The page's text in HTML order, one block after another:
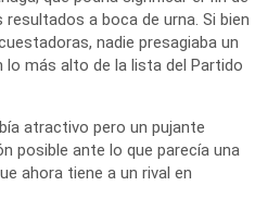
a boca de urna. Si bien
nadie presagiaba un
más alto de la lista del Partido
atractivo pero un pujante
posible ante lo que parecía una
ahora tiene a un rival en